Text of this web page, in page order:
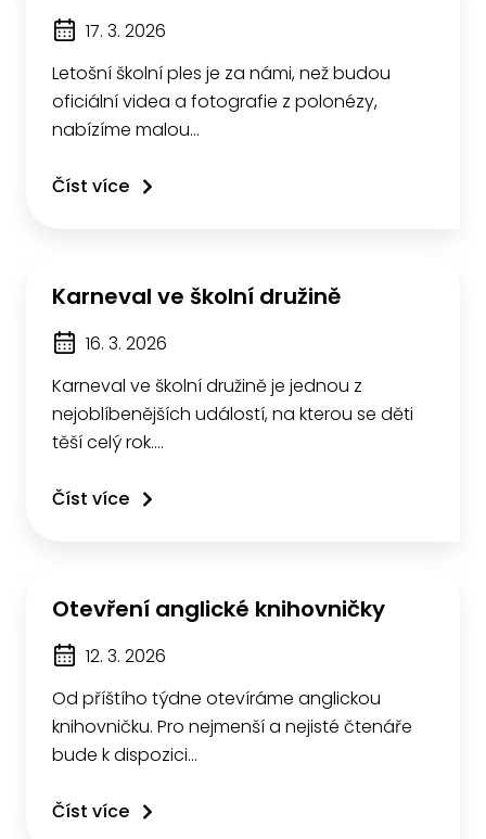
17. 3. 2026
Letošní školní ples je za námi, než budou
oficiální videa a fotografie z polonézy,
nabízíme malou…
Číst více
Karneval ve školní družině
16. 3. 2026
Karneval ve školní družině je jednou z
nejoblíbenějších událostí, na kterou se děti
těší celý rok.…
Číst více
Otevření anglické knihovničky
12. 3. 2026
Od příštího týdne otevíráme anglickou
knihovničku. Pro nejmenší a nejisté čtenáře
bude k dispozici…
Číst více